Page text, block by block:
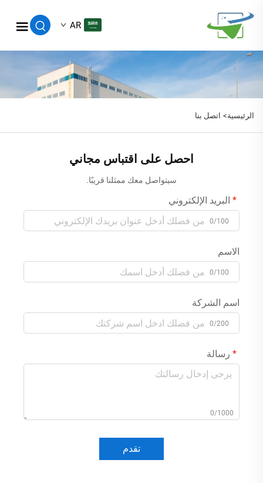
AR
الرئيسية> اتصل بنا
احصل على اقتباس مجاني
سيتواصل معك ممثلنا قريبًا.
البريد الإلكتروني
0/100
الاسم
0/100
اسم الشركة
0/200
رسالة
0/1000
تقدم